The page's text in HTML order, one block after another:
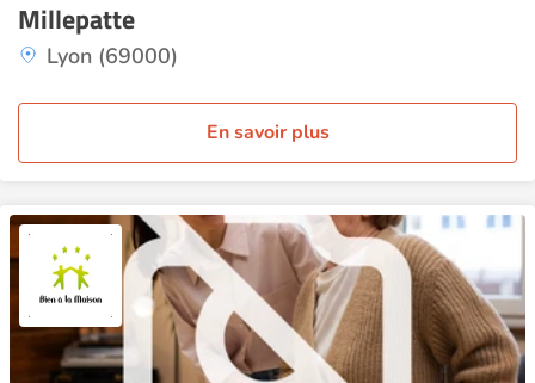
Millepatte
Lyon (69000)
En savoir plus